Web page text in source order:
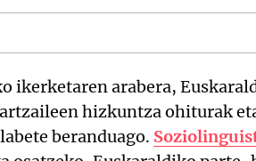
ikerketaren arabera,
hizkuntza ohiturak
beranduago.